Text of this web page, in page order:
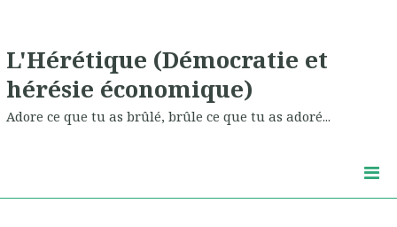
L'Hérétique (Démocratie et
hérésie économique)
Adore ce que tu as brûlé, brûle ce que tu as adoré...